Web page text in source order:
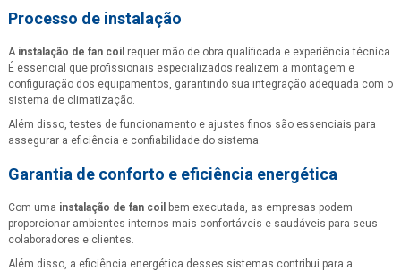
Processo de instalação
A instalação de fan coil requer mão de obra qualificada e experiência técnica.
É essencial que profissionais especializados realizem a montagem e
configuração dos equipamentos, garantindo sua integração adequada com o
sistema de climatização.
Além disso, testes de funcionamento e ajustes finos são essenciais para
assegurar a eficiência e confiabilidade do sistema.
Garantia de conforto e eficiência energética
Com uma instalação de fan coil bem executada, as empresas podem
proporcionar ambientes internos mais confortáveis e saudáveis para seus
colaboradores e clientes.
Além disso, a eficiência energética desses sistemas contribui para a